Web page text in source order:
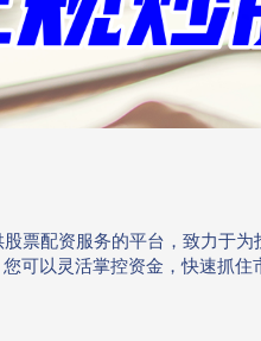
票配资服务的平台，致力于
可以灵活掌控资金，快速抓